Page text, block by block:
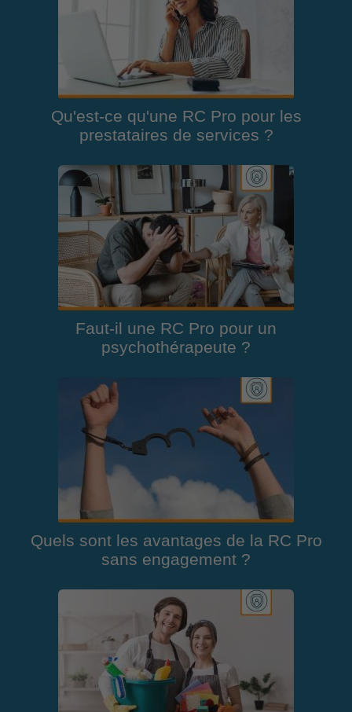
Qu'est-ce qu'une RC Pro pour les
prestataires de services ?
Faut-il une RC Pro pour un
psychothérapeute ?
Quels sont les avantages de la RC Pro
sans engagement ?